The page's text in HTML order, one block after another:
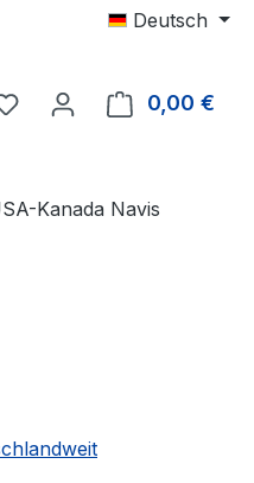
Deutsch
0,00 €
Kanada Navis